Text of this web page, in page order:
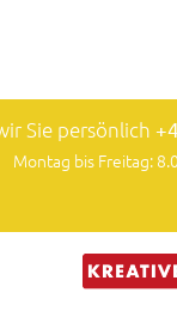
Sie persönlich
Montag bis Freitag: